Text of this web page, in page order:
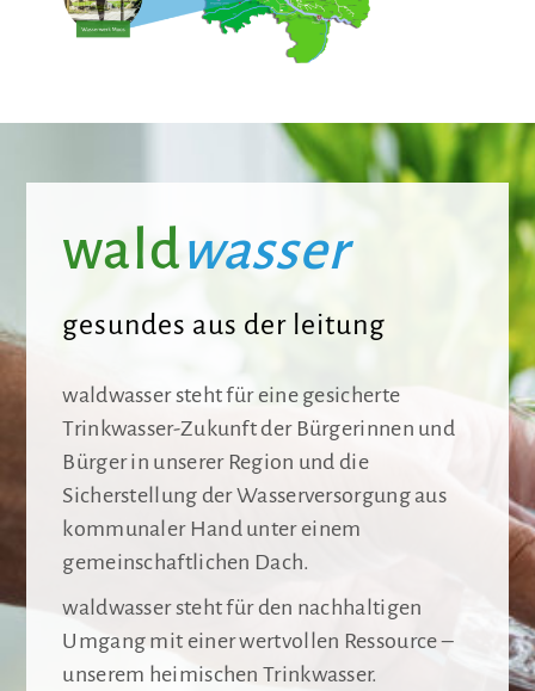
waldwasser
gesundes aus der leitung
waldwasser steht für eine gesicherte
Trinkwasser-Zukunft der Bürgerinnen und
Bürger in unserer Region und die
Sicherstellung der Wasserversorgung aus
kommunaler Hand unter einem
gemeinschaftlichen Dach.
waldwasser steht für den nachhaltigen
Umgang mit einer wertvollen Ressource –
unserem heimischen Trinkwasser.